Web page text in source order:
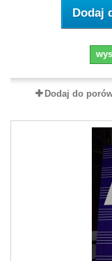
Dodaj
Dodaj do